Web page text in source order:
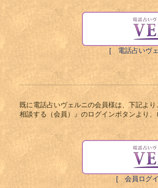
[ 電話占いヴ
既に電話占いヴェルニの会員様は、下記よ
相談する（会員）』のログインボタンより、
[ 会員ログ